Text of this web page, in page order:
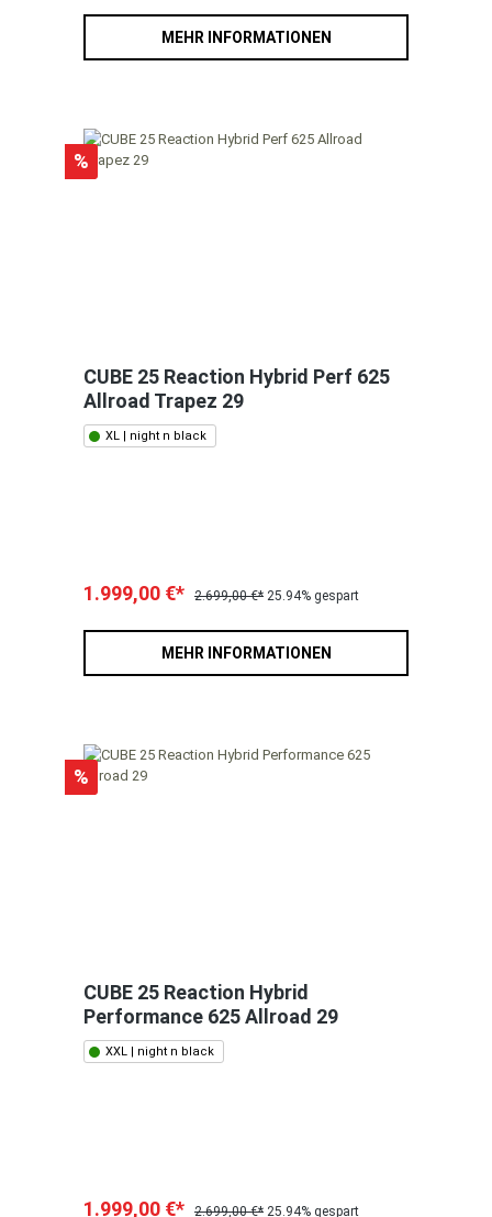
MEHR INFORMATIONEN
%
CUBE 25 Reaction Hybrid Perf 625
Allroad Trapez 29
XL | night n black
1.999,00 €* 2.699,00 €* 25.94% gespart
MEHR INFORMATIONEN
%
CUBE 25 Reaction Hybrid
Performance 625 Allroad 29
XXL | night n black
1.999,00 €* 2.699,00 €* 25.94% gespart